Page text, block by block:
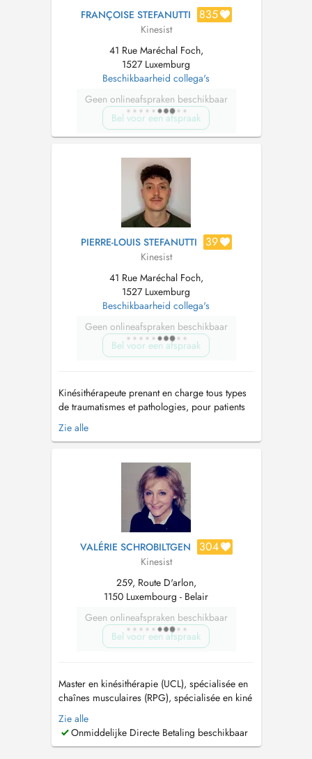
FRANÇOISE STEFANUTTI 835
Kinesist
41 Rue Maréchal Foch,
1527 Luxemburg
Beschikbaarheid collega's
Geen onlineafspraken beschikbaar
Bel voor een afspraak
PIERRE-LOUIS STEFANUTTI 39
Kinesist
41 Rue Maréchal Foch,
1527 Luxemburg
Beschikbaarheid collega's
Geen onlineafspraken beschikbaar
Bel voor een afspraak
Kinésithérapeute prenant en charge tous types
de traumatismes et pathologies, pour patients
de tout âge. Travail manuel, exercices
personnalisés dans une salle de sport
(Tecar, ondes de choc, LPG, presso) pour une
rééducation efficace et moderne, du sport...
Zie alle
VALÉRIE SCHROBILTGEN 304
Kinesist
259, Route D'arlon,
1150 Luxembourg - Belair
Geen onlineafspraken beschikbaar
Bel voor een afspraak
Master en kinésithérapie (UCL), spécialisée en
chaînes musculaires (RPG), spécialisée en kiné
respiratoire nourrisson, enfant, adulte
(mucoviscidose). J 'accompagne des patients -
souffrant de douleurs ponctuelles ou
Zie alle
Onmiddelijke Directe Betaling beschikbaar